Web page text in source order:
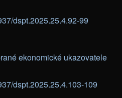
dspt.2025.25.4.92-99
ekonomické ukazovatele
dspt.2025.25.4.103-109